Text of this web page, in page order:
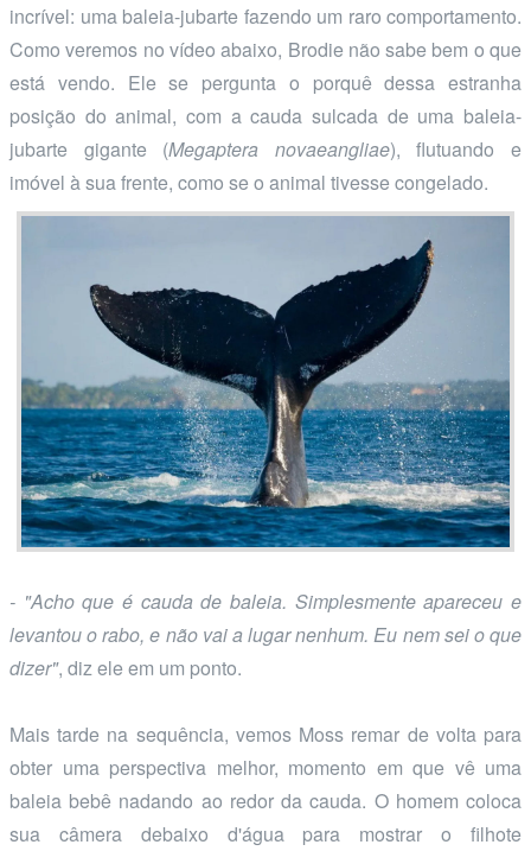
incrível: uma baleia-jubarte fazendo um raro comportamento.
Como veremos no vídeo abaixo, Brodie não sabe bem o que
está vendo. Ele se pergunta o porquê dessa estranha
posição do animal, com a cauda sulcada de uma baleia-
jubarte gigante (Megaptera novaeangliae), flutuando e
imóvel à sua frente, como se o animal tivesse congelado.
- "Acho que é cauda de baleia. Simplesmente apareceu e
levantou o rabo, e não vai a lugar nenhum. Eu nem sei o que
dizer", diz ele em um ponto.
Mais tarde na sequência, vemos Moss remar de volta para
obter uma perspectiva melhor, momento em que vê uma
baleia bebê nadando ao redor da cauda. O homem coloca
sua câmera debaixo d'água para mostrar o filhote